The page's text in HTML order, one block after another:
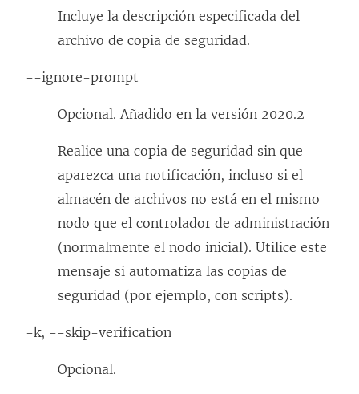
Incluye la descripción especificada del
archivo de copia de seguridad.
--ignore-prompt
Opcional. Añadido en la versión 2020.2
Realice una copia de seguridad sin que
aparezca una notificación, incluso si el
almacén de archivos no está en el mismo
nodo que el controlador de administración
(normalmente el nodo inicial). Utilice este
mensaje si automatiza las copias de
seguridad (por ejemplo, con scripts).
-k, --skip-verification
Opcional.